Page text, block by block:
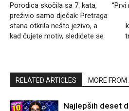
Porodica skočila sa 7. kata,
preživio samo dječak: Pretraga
stana otkrila nešto jezivo, a
kad čujete motiv, sledićete se
RELATED ARTICLES MORE FROM
Najlepših deset